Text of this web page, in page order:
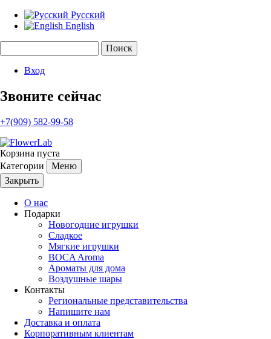
Русский
English
Форма поиска
Вход
Звоните сейчас
+7(909) 582-99-58
Корзина пуста
Категории
Меню
Закрыть
О нас
Подарки
Новогодние игрушки
Сладкое
Мягкие игрушки
BOCA Aroma
Ароматы для дома
Воздушные шары
Контакты
Региональные представительства
Напишите нам
Доставка и оплата
Корпоративным клиентам